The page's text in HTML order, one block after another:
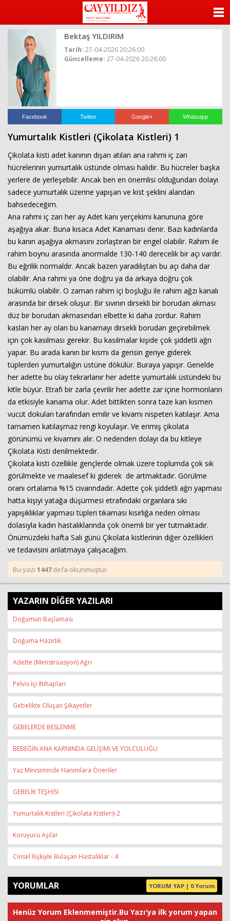
Bektaş YILDIRIM
Tarih: 27-04-2026 20:26:00
Güncelleme: 27-04-2026 20:26:00
Facebook Twitter Google+ Whatsapp
Yumurtalık Kistleri (Çikolata Kistleri) 1
Çikolata kisti adet kanının dışarı atılan ana rahmi iç zarı
hücrelerinin yumurtalık üstünde olması halidir. Bu hücreler başka
yerlere de yerleşebilir. Ancak ben en önemlisi olduğundan dolayı
sadece yumurtalık üzerine yapışan ve kist şeklini alandan
bahsedeceğim.
Ana rahmi iç zarı her ay Adet kanı yerçekimi kanununa göre
aşağıya akar. Buna kısaca Adet Kanaması denir. Bazı kadınlarda
bu kanın aşağıya akmasını zorlaştıran bir engel olabilir. Rahim ile
rahim boynu arasında anormalde 130-140 derecelik bir açı vardır.
Bu eğrilik normaldir. Ancak bazen yaradılıştan bu açı daha dar
olabilir. Ana rahmi ya öne doğru ya da arkaya doğru çok
bükümlü olabilir. O zaman rahim içi boşluğu ile rahim ağzı kanalı
arasında bir dirsek oluşur. Bir sıvının dirsekli bir borudan akması
düz bir borudan akmasından elbette ki daha zordur. Rahim
kasları her ay olan bu kanamayı dirsekli borudan geçirebilmek
için çok kasılması gerekir. Bu kasılmalar kişide çok şiddetli ağrı
yapar. Bu arada kanın bir kısmı da gerisin geriye giderek
tüplerden yumurtalığın üstüne dökülür. Buraya yapışır. Genelde
her adette bu olay tekrarlanır her adette yumurtalık üstündeki bu
kitle büyür. Etrafı bir zarla çevrilir her adette zar içine hormonların
da etkisiyle kanama olur. Adet bittikten sonra taze kan kısmen
vucüt dokuları tarafından emilir ve kıvamı nispeten katılaşır. Ama
tamamen katılaşmaz rengi koyulaşır. Ve erimiş çikolata
görünümü ve kıvamını alır. O nedenden dolayı da bu kitleye
Çikolata Kisti denilmektedir.
Çikolata kisti özellikle gençlerde olmak üzere toplumda çok sık
görülmekte ve maalesef ki giderek de artmaktadır. Görülme
oranı ortalama %15 civarındadır. Adette çok şiddetli ağrı yapması
hatta kişiyi yatağa düşürmesi etrafındaki organlara sıkı
yapışıklıklar yapması tüpleri tıkaması kısırlığa neden olması
dolasıyla kadın hastalıklarında çok önemli bir yer tutmaktadır.
Önümüzdeki hafta Salı günü Çikolata kistlerinin diğer özellikleri
ve tedavisini anlatmaya çalışacağım.
Bu yazı 1447defa okunmuştur.
YAZARIN DİĞER YAZILARI
Doğumun Başlaması
Doğuma Hazırlık
Adette (Menstrüasyon) Ağrı
Pelvis İçi İltihapları
Gebelikte Oluşan Şikayetler
GEBELERDE BESLENME
BEBEĞİN ANA KARNINDA GELİŞİMİ VE YOLCULUĞU
Yaz Mevsiminde Hanımlara Öneriler
GEBELİK TEŞHİSİ
Yumurtalık Kistleri (Çikolata Kistleri)-2
Koruyucu Aşılar
Cinsel İlişkiyle Bulaşan Hastalıklar - 4
YORUMLAR YORUM YAP | 0 Yorum
Henüz Yorum Eklenmemiştir.Bu Yazı'ya ilk yorum yapan
YAZARLAR
VİDEO GALERİ
İLETİŞİM
Haberin Doğru Adresi.